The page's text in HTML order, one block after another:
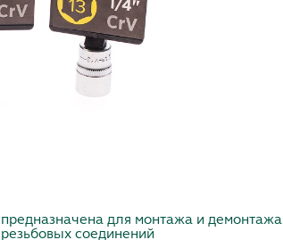
предназначена для монтажа и демонтажа
резьбовых соединений